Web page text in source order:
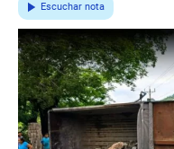
Escuchar nota